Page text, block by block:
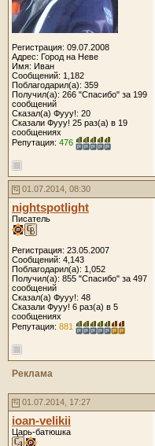
Регистрация: 09.07.2008
Адрес: Город на Неве
Имя: Иван
Сообщений: 1,182
Поблагодарил(а): 359
Получил(а): 266 "Спасибо" за 199
сообщений
Сказал(а) Фууу!: 20
Сказали Фууу! 25 раз(а) в 19
сообщениях
Репутация: 476
01.07.2014, 08:30
nightspotlight
Писатель
Регистрация: 23.05.2007
Сообщений: 4,143
Поблагодарил(а): 1,052
Получил(а): 855 "Спасибо" за 497
сообщений
Сказал(а) Фууу!: 48
Сказали Фууу! 6 раз(а) в 5
сообщениях
Репутация: 881
Реклама
01.07.2014, 17:27
ioan-velikii
Царь-батюшка